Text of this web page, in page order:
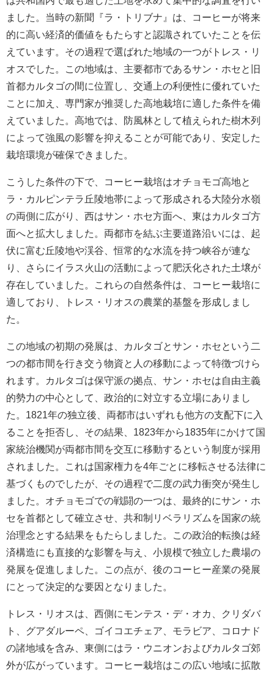
ました。当時の新聞『ラ・トリブナ』は、コーヒーが将来
的に高い経済的価値をもたらすと認識されていたことを伝
えています。その過程で選ばれた地域の一つがトレス・リ
オスでした。この地域は、主要都市であるサン・ホセと旧
首都カルタゴの間に位置し、交通上の利便性に優れていた
ことに加え、専門家が推奨した高地栽培に適した条件を備
えていました。高地では、防風林として植えられた樹木列
によって強風の影響を抑えることが可能であり、安定した
栽培環境が確保できました。
こうした条件の下で、コーヒー栽培はオチョモゴ高地と
ラ・カルピンテラ丘陵地帯によって形成される大陸分水嶺
の両側に広がり、西はサン・ホセ方面へ、東はカルタゴ方
面へと拡大しました。両都市を結ぶ主要道路沿いには、起
伏に富む丘陵地や渓谷、恒常的な水流を持つ峡谷が連な
り、さらにイラス火山の活動によって肥沃化された土壌が
存在していました。これらの自然条件は、コーヒー栽培に
適しており、トレス・リオスの農業的基盤を形成しまし
た。
この地域の初期の発展は、カルタゴとサン・ホセという二
つの都市間を行き交う物資と人の移動によって特徴づけら
れます。カルタゴは保守派の拠点、サン・ホセは自由主義
的勢力の中心として、政治的に対立する立場にありまし
た。1821年の独立後、両都市はいずれも他方の支配下に入
ることを拒否し、その結果、1823年から1835年にかけて国
家統治機関が両都市間を交互に移動するという制度が採用
されました。これは国家権力を4年ごとに移転させる法律に
基づくものでしたが、その過程で二度の武力衝突が発生し
ました。オチョモゴでの戦闘の一つは、最終的にサン・ホ
セを首都として確立させ、共和制リベラリズムを国家の統
治理念とする結果をもたらしました。この政治的転換は経
済構造にも直接的な影響を与え、小規模で独立した農場の
発展を促進しました。この点が、後のコーヒー産業の発展
にとって決定的な要因となりました。
トレス・リオスは、西側にモンテス・デ・オカ、クリダバ
ト、グアダルーペ、ゴイコエチェア、モラビア、コロナド
の諸地域を含み、東側にはラ・ウニオンおよびカルタゴ郊
外が広がっています。コーヒー栽培はこの広い地域に拡散